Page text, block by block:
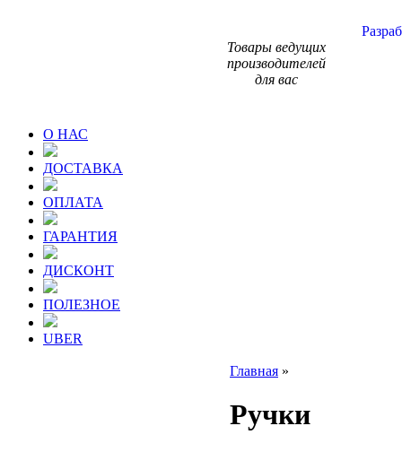
Товары ведущих
производителей
для вас
О НАС
ДОСТАВКА
ОПЛАТА
ГАРАНТИЯ
ДИСКОНТ
ПОЛЕЗНОЕ
UBER
Главная »
Ручки